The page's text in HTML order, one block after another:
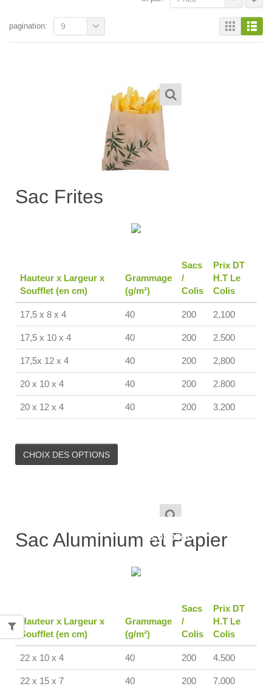
pagination: 9
Sac Frites
Hauteur x Largeur x
Soufflet (en cm)
Grammage
(g/m²)
Sacs
/
Colis
Prix DT
H.T Le
Colis
17,5 x 8 x 4 40 200 2,100
17,5 x 10 x 4 40 200 2.500
17,5x 12 x 4 40 200 2,800
20 x 10 x 4 40 200 2.800
20 x 12 x 4 40 200 3.200
CHOIX DES OPTIONS
–
8,000TND
Sac Aluminium et Papier
Hauteur x Largeur x
Soufflet (en cm)
Grammage
(g/m²)
Sacs
/
Colis
Prix DT
H.T Le
Colis
22 x 10 x 4 40 200 4.500
22 x 15 x 7 40 200 7.000